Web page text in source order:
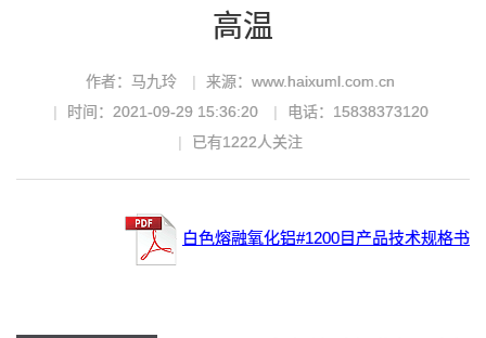
高温
作者：马九玲
来源：www.haixuml.com.cn
时间：2021-09-29 15:36:20
电话：15838373120
已有1222人关注
白色熔融氧化铝#1200目产品技术规格书